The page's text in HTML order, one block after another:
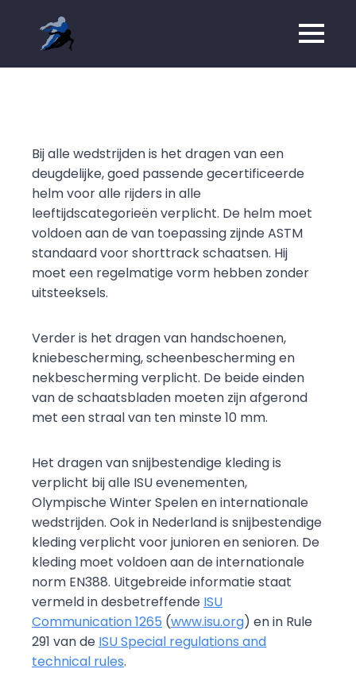
Bij alle wedstrijden is het dragen van een
deugdelijke, goed passende gecertificeerde
helm voor alle rijders in alle
leeftijdscategorieën verplicht. De helm moet
voldoen aan de van toepassing zijnde ASTM
standaard voor shorttrack schaatsen. Hij
moet een regelmatige vorm hebben zonder
uitsteeksels.
Verder is het dragen van handschoenen,
kniebescherming, scheenbescherming en
nekbescherming verplicht. De beide einden
van de schaatsbladen moeten zijn afgerond
met een straal van ten minste 10 mm.
Het dragen van snijbestendige kleding is
verplicht bij alle ISU evenementen,
Olympische Winter Spelen en internationale
wedstrijden. Ook in Nederland is snijbestendige
kleding verplicht voor junioren en senioren. De
kleding moet voldoen aan de internationale
norm EN388. Uitgebreide informatie staat
vermeld in desbetreffende ISU
Communication 1265 (www.isu.org) en in Rule
291 van de ISU Special regulations and
technical rules.